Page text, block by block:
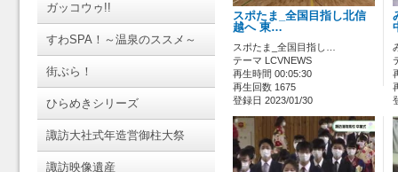
ガッコウゥ!!
すわSPA！～温泉のススメ～
街ぶら！
ひらめきシリーズ
諏訪大社式年造営御柱大祭
諏訪映像遺産
スポたま_全国目指し北信
越へ 東…
スポたま_全国目指し…
テーマ LCVNEWS
再生時間 00:05:30
再生回数 1675
登録日 2023/01/30